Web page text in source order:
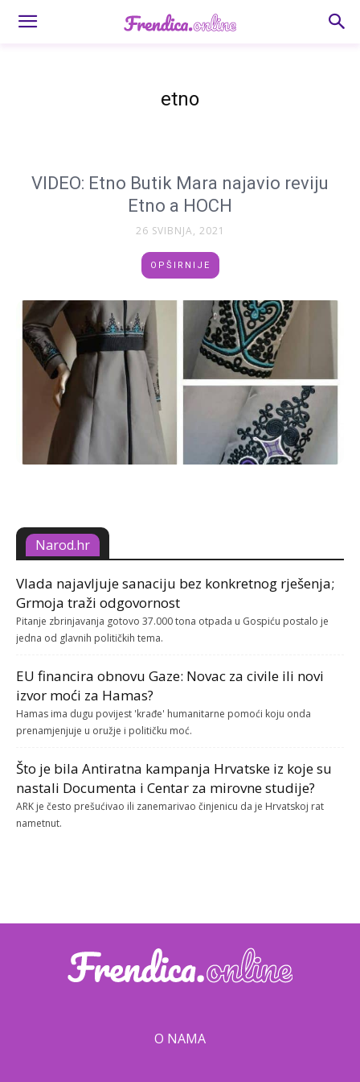
etno
VIDEO: Etno Butik Mara najavio reviju
Etno a HOCH
26 SVIBNJA, 2021
OPŠIRNIJE
Narod.hr
Vlada najavljuje sanaciju bez konkretnog rješenja;
Grmoja traži odgovornost
Pitanje zbrinjavanja gotovo 37.000 tona otpada u Gospiću postalo je
jedna od glavnih političkih tema.
EU financira obnovu Gaze: Novac za civile ili novi
izvor moći za Hamas?
Hamas ima dugu povijest 'krađe' humanitarne pomoći koju onda
prenamjenjuje u oružje i političku moć.
Što je bila Antiratna kampanja Hrvatske iz koje su
nastali Documenta i Centar za mirovne studije?
ARK je često prešućivao ili zanemarivao činjenicu da je Hrvatskoj rat
nametnut.
O NAMA